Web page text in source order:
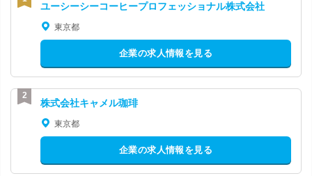
ユーシーシーコーヒープロフェッショナル株式会社
東京都
企業の求人情報を見る
株式会社キャメル珈琲
東京都
企業の求人情報を見る